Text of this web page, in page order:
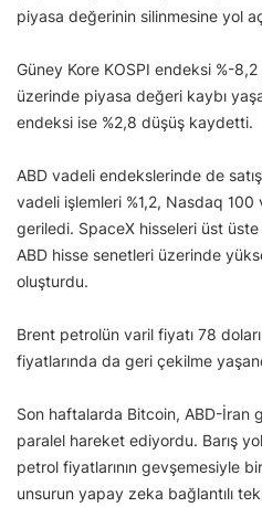
piyasa değerinin silinmesine yol
Güney Kore KOSPI endeksi %-
üzerinde piyasa değeri kaybı
endeksi ise %2,8 düşüş kaydetti.
ABD vadeli endekslerinde de
vadeli işlemleri %1,2, Nasdaq 100
geriledi. SpaceX hisseleri üst
ABD hisse senetleri üzerinde
oluşturdu.
Brent petrolün varil fiyatı 78
fiyatlarında da geri çekilme
Son haftalarda Bitcoin, ABD-İran
paralel hareket ediyordu. Barış
petrol fiyatlarının gevşemesiyle
unsurun yapay zeka bağlantılı